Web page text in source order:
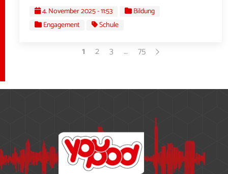
4. November 2025 - 11:53
Bildung
Engagement
Schule
1 2 3 … 75